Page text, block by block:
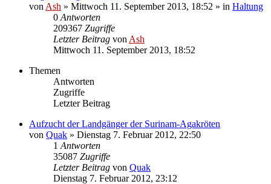
von Ash » Mittwoch 11. September 2013, 18:52 » in Haltung
0 Antworten
209367 Zugriffe
Letzter Beitrag von Ash
Mittwoch 11. September 2013, 18:52
Themen
Antworten
Zugriffe
Letzter Beitrag
Aufzucht der Landgänger der Surinam-Agakröten
von Quak » Dienstag 7. Februar 2012, 22:50
1 Antworten
35087 Zugriffe
Letzter Beitrag von Quak
Dienstag 7. Februar 2012, 23:12